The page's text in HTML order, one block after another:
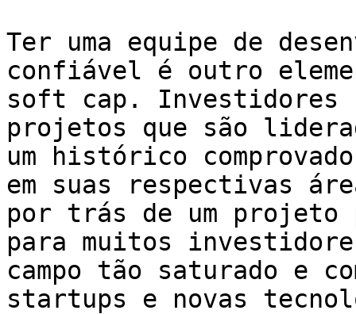
Ter uma equipe de
confiável é outro
soft cap. Investidores
projetos que são
um histórico
em suas respectivas
por trás de um projeto
para muitos
campo tão saturado e
startups e novas